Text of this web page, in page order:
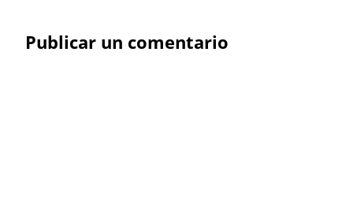
Publicar un comentario